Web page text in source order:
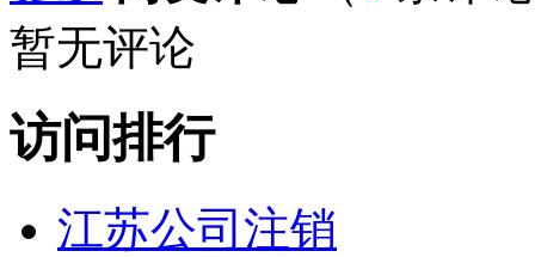
暂无评论
访问排行
江苏公司注销